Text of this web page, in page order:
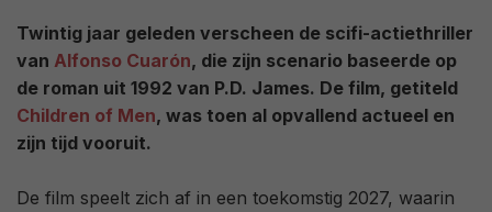
Twintig jaar geleden verscheen de scifi-actiethriller
van Alfonso Cuarón, die zijn scenario baseerde op
de roman uit 1992 van P.D. James. De film, getiteld
Children of Men, was toen al opvallend actueel en
zijn tijd vooruit.
De film speelt zich af in een toekomstig 2027, waarin